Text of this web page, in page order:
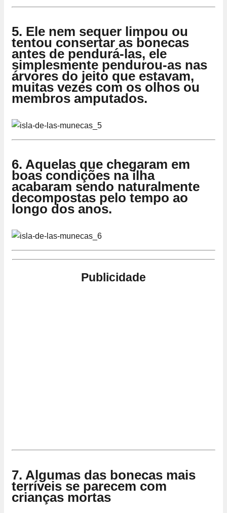
5. Ele nem sequer limpou ou
tentou consertar as bonecas
antes de pendurá-las, ele
simplesmente pendurou-as nas
árvores do jeito que estavam,
muitas vezes com os olhos ou
membros amputados.
6. Aquelas que chegaram em
boas condições na ilha
acabaram sendo naturalmente
decompostas pelo tempo ao
longo dos anos.
Publicidade
7. Algumas das bonecas mais
terríveis se parecem com
crianças mortas